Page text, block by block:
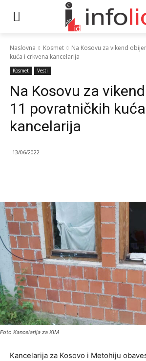
Naslovna Kosmet
Na Kosovu za vikend
kuća i crkvena kancelarija
Kosmet Vesti
Na Kosovu za
11 povratničkih
kancelarija
13/06/2022
Foto Kancelarija za KIM
Kancelarija za Kosovo i Metohiju